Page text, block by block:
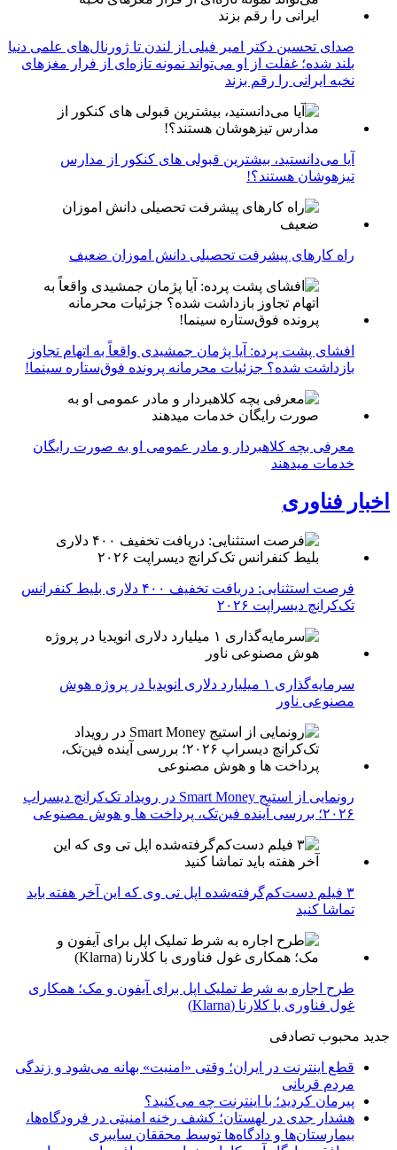
صدای تحسین دکتر امیر فیلی از لندن تا ژورنال‌های علمی دنیا
بلند شده؛ غفلت از او می‌تواند نمونه تازه‌ای از فرار مغزهای
نخبه ایرانی را رقم بزند
آیا می‌دانستید، بیشترین قبولی های کنکور از مدارس
تیزهوشان هستند؟!
راه کارهای پیشرفت تحصیلی دانش اموزان ضعیف
افشای پشت پرده: آیا پژمان جمشیدی واقعاً به اتهام تجاوز
بازداشت شده؟ جزئیات محرمانه پرونده فوق‌ستاره سینما!
معرفی بچه کلاهبردار و مادر عمومی او به صورت رایگان
خدمات میدهند
اخبار فناوری
فرصت استثنایی: دریافت تخفیف ۴۰۰ دلاری بلیط کنفرانس
تک‌کرانچ دیسراپت ۲۰۲۶
سرمایه‌گذاری ۱ میلیارد دلاری انویدیا در پروژه هوش
مصنوعی ناور
رونمایی از استیج Smart Money در رویداد تک‌کرانچ دیسراپ
۲۰۲۶؛ بررسی آینده فین‌تک، پرداخت‌ ها و هوش مصنوعی
۳ فیلم دست‌کم‌گرفته‌شده اپل تی وی که این آخر هفته باید
تماشا کنید
طرح اجاره به شرط تملیک اپل برای آیفون و مک؛ همکاری
غول فناوری با کلارنا (Klarna)
جدید محبوب تصادفی
قطع اینترنت در ایران؛ وقتی «امنیت» بهانه می‌شود و زندگی
مردم قربانی
پیرمان کردید؛ با اینترنت چه می‌کنید؟
هشدار جدی در لهستان؛ کشف رخنه امنیتی در فرودگاه‌ها،
بیمارستان‌ها و دادگاه‌ها توسط محققان سایبری